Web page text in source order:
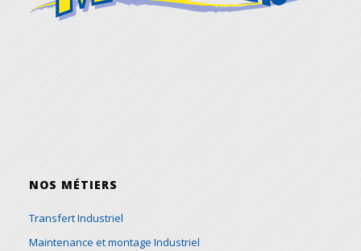
NOS MÉTIERS
Transfert Industriel
Maintenance et montage Industriel